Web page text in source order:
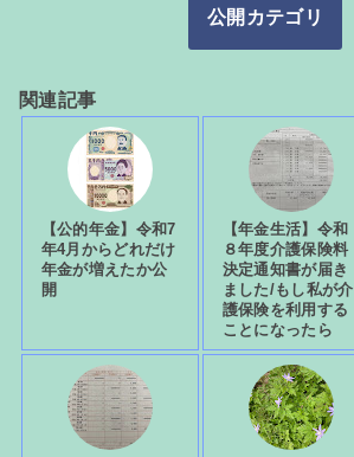
公開カテゴリ
関連記事
【公的年金】令和7
年4月からどれだけ
年金が増えたか公
開
【年金生活】令和
８年度介護保険料
決定通知書が届き
ました/もし私が介
護保険を利用する
ことになったら